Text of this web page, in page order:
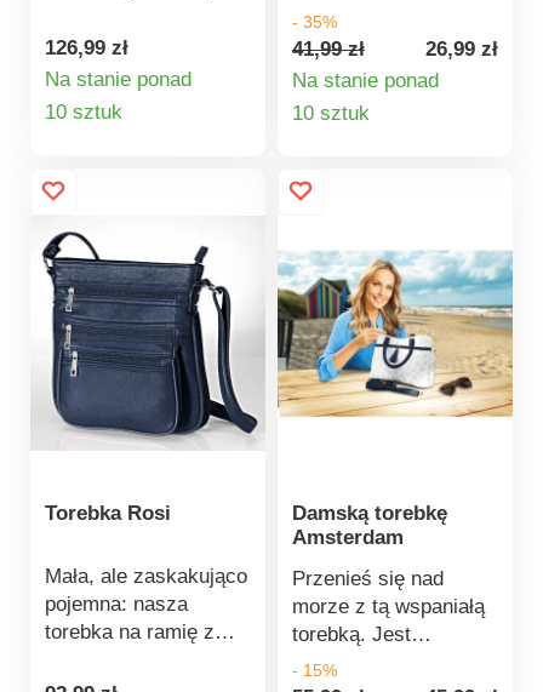
skóry. Stylowy fason z
ozdobnymi zamkami
błyskawicznymi,
praktycznymi
z przodu i z tyłu oraz
wsuwanymi
kieszeniami po obu
stronach na telefon
komórkowy i inne
akcesoria. Wszystko
na sobie, wszystko w
środku!
126,99 zł
Na stanie ponad
10 sztuk
zapinanymi na zamek
- inteligentnie
zaprojektowana i
niezwykle pojemna.
Bardzo modna, z
ramię, który można
dowolnie regulować.
- 35%
41,99 zł
26,99 zł
Na stanie ponad
10 sztuk
Torebka Rosi
Mała, ale zaskakująco
pojemna: nasza
torebka na ramię z
Damską torebkę
Amsterdam
Przenieś się nad
morze z tą wspaniałą
torebką. Jest
inspirowana falami i
- 15%